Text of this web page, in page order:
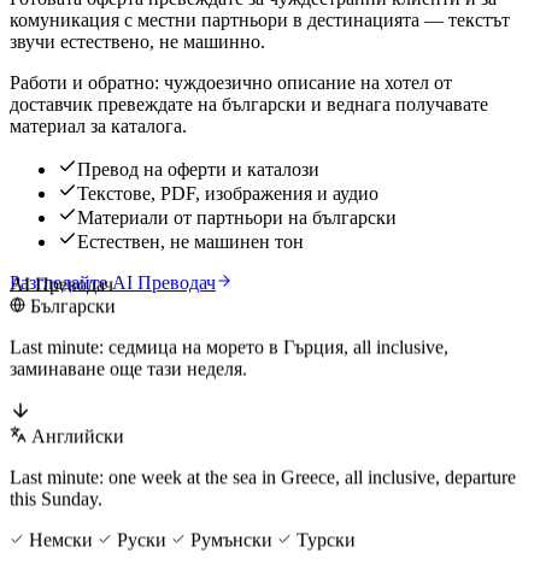
комуникация с местни партньори в дестинацията — текстът
звучи естествено, не машинно.
Работи и обратно: чуждоезично описание на хотел от
доставчик превеждате на български и веднага получавате
материал за каталога.
Превод на оферти и каталози
Текстове, PDF, изображения и аудио
Материали от партньори на български
Естествен, не машинен тон
Разгледайте AI Преводач
AI Преводач
Български
Last minute: седмица на морето в Гърция, all inclusive,
заминаване още тази неделя.
Английски
Last minute: one week at the sea in Greece, all inclusive, departure
this Sunday.
Немски
Руски Румънски Турски